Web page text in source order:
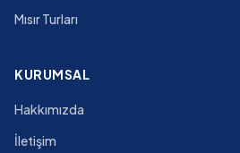
Mısır Turları
KURUMSAL
Hakkımızda
İletişim